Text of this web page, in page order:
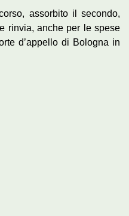
assorbito il secondo,
rinvia, anche per le spese
d’appello di Bologna in